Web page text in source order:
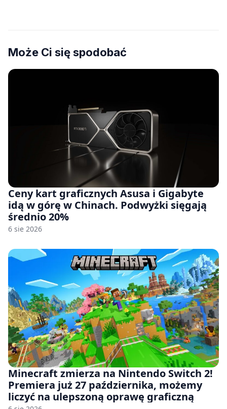
Może Ci się spodobać
Ceny kart graficznych Asusa i Gigabyte
idą w górę w Chinach. Podwyżki sięgają
średnio 20%
6 sie 2026
Minecraft zmierza na Nintendo Switch 2!
Premiera już 27 października, możemy
liczyć na ulepszoną oprawę graficzną